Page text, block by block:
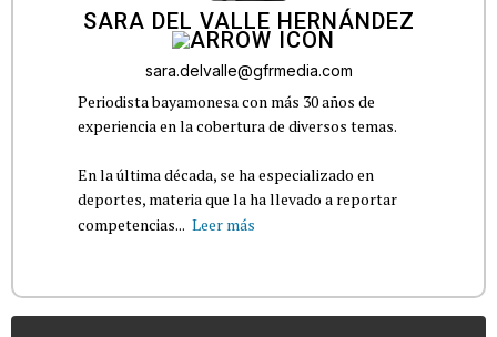
SARA DEL VALLE HERNÁNDEZ
sara.delvalle@gfrmedia.com
Periodista bayamonesa con más 30 años de
experiencia en la cobertura de diversos temas.
En la última década, se ha especializado en
deportes, materia que la ha llevado a reportar
competencias... Leer más